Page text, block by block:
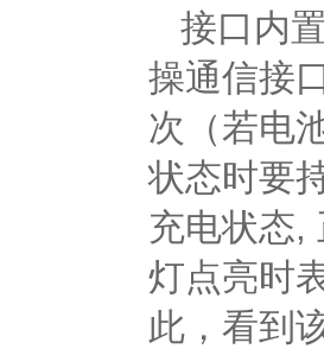
接口内
操通信接
次（若电
状态时要
充电状态,
灯点亮时
此，看到